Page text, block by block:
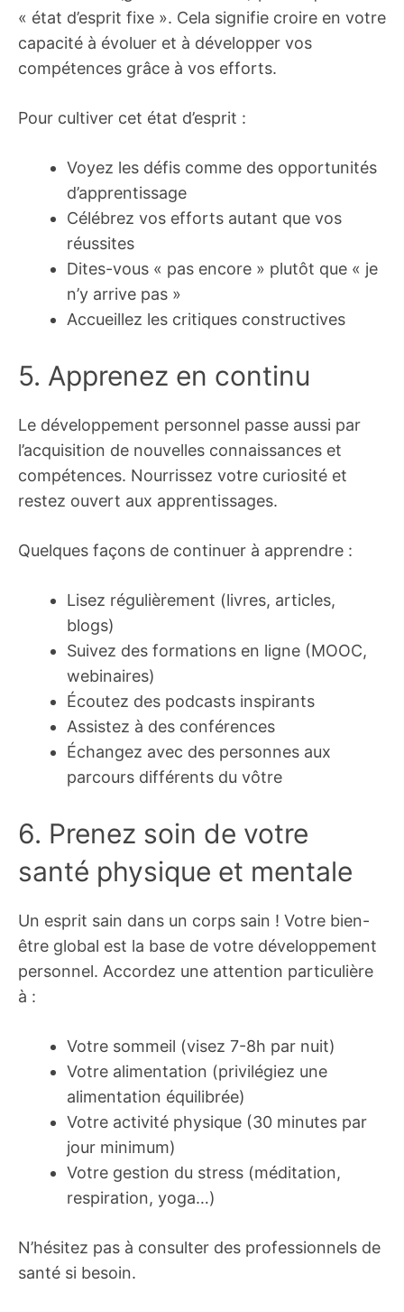
« état d’esprit fixe ». Cela signifie croire en votre
capacité à évoluer et à développer vos
compétences grâce à vos efforts.
Pour cultiver cet état d’esprit :
Voyez les défis comme des opportunités
d’apprentissage
Célébrez vos efforts autant que vos
réussites
Dites-vous « pas encore » plutôt que « je
n’y arrive pas »
Accueillez les critiques constructives
5. Apprenez en continu
Le développement personnel passe aussi par
l’acquisition de nouvelles connaissances et
compétences. Nourrissez votre curiosité et
restez ouvert aux apprentissages.
Quelques façons de continuer à apprendre :
Lisez régulièrement (livres, articles,
blogs)
Suivez des formations en ligne (MOOC,
webinaires)
Écoutez des podcasts inspirants
Assistez à des conférences
Échangez avec des personnes aux
parcours différents du vôtre
6. Prenez soin de votre
santé physique et mentale
Un esprit sain dans un corps sain ! Votre bien-
être global est la base de votre développement
personnel. Accordez une attention particulière
à :
Votre sommeil (visez 7-8h par nuit)
Votre alimentation (privilégiez une
alimentation équilibrée)
Votre activité physique (30 minutes par
jour minimum)
Votre gestion du stress (méditation,
respiration, yoga…)
N’hésitez pas à consulter des professionnels de
santé si besoin.